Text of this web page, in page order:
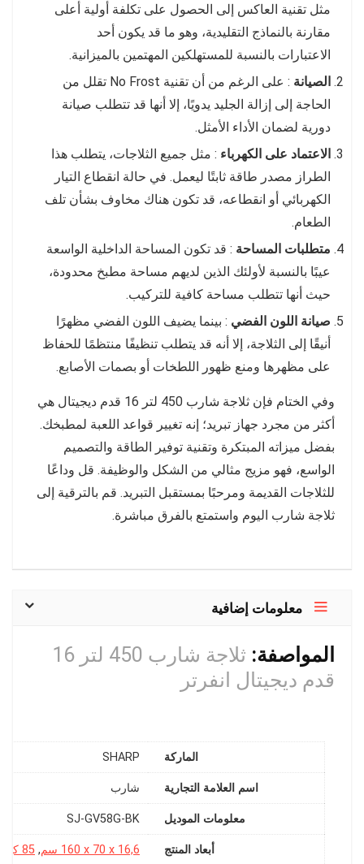
مثل تقنية العاكس إلى الحصول على تكلفة أولية أعلى
مقارنة بالنماذج التقليدية، وهو ما قد يكون أحد
الاعتبارات بالنسبة للمستهلكين المهتمين بالميزانية.
الصيانة
: على الرغم من أن تقنية No Frost تقلل من
الحاجة إلى إزالة الجليد يدويًا، إلا أنها قد تتطلب صيانة
دورية لضمان الأداء الأمثل.
الاعتماد على الكهرباء : مثل جميع الثلاجات، يتطلب هذا
الطراز مصدر طاقة ثابتًا ليعمل. في حالة انقطاع التيار
الكهربائي أو انقطاعه، قد تكون هناك مخاوف بشأن تلف
الطعام.
متطلبات المساحة : قد تكون المساحة الداخلية الواسعة
عيبًا بالنسبة لأولئك الذين لديهم مساحة مطبخ محدودة،
حيث أنها تتطلب مساحة كافية للتركيب.
صيانة اللون الفضي : بينما يضيف اللون الفضي مظهرًا
أنيقًا إلى الثلاجة، إلا أنه قد يتطلب تنظيفًا منتظمًا للحفاظ
على مظهرها ومنع ظهور اللطخات أو بصمات الأصابع.
وفي الختام فإن ثلاجة شارب 450 لتر 16 قدم ديجيتال هي
أكثر من مجرد جهاز تبريد؛ إنه تغيير قواعد اللعبة لمطبخك.
بفضل ميزاته المبتكرة وتقنية توفير الطاقة والتصميم
الواسع، فهو مزيج مثالي من الشكل والوظيفة. قل وداعًا
للثلاجات القديمة ومرحبًا بمستقبل التبريد. قم بالترقية إلى
ثلاجة شارب اليوم واستمتع بالفرق مباشرة.
معلومات إضافية
المواصفة:
ثلاجة شارب 450 لتر 16
قدم ديجيتال انفرتر
الماركة SHARP
اسم العلامة التجارية
معلومات الموديل ‎SJ-GV58G-BK
أبعاد المنتج ‎160 x 70 x 16,6 سم , 85 كيلو جرام